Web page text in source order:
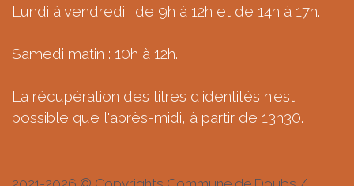
Lundi à vendredi : de 9h à 12h et de 14h à 17h.
Samedi matin : 10h à 12h.
La récupération des titres d'identités n'est
possible que l'après-midi, à partir de 13h30.
2021-2026 © Copyrights Commune de Doubs /